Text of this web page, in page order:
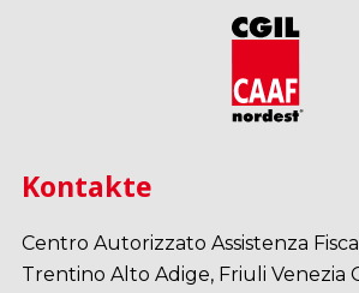
Kontakte
Centro Autorizzato Assistenza
Trentino Alto Adige, Friuli Venezia